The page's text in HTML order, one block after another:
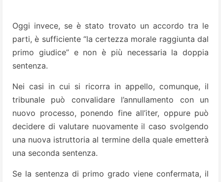
Oggi invece, se è stato trovato un accordo tra le
parti, è sufficiente “la certezza morale raggiunta dal
primo giudice” e non è più necessaria la doppia
sentenza.
Nei casi in cui si ricorra in appello, comunque, il
tribunale può convalidare l’annullamento con un
nuovo processo, ponendo fine all’iter, oppure può
decidere di valutare nuovamente il caso svolgendo
una nuova istruttoria al termine della quale emetterà
una seconda sentenza.
Se la sentenza di primo grado viene confermata, il